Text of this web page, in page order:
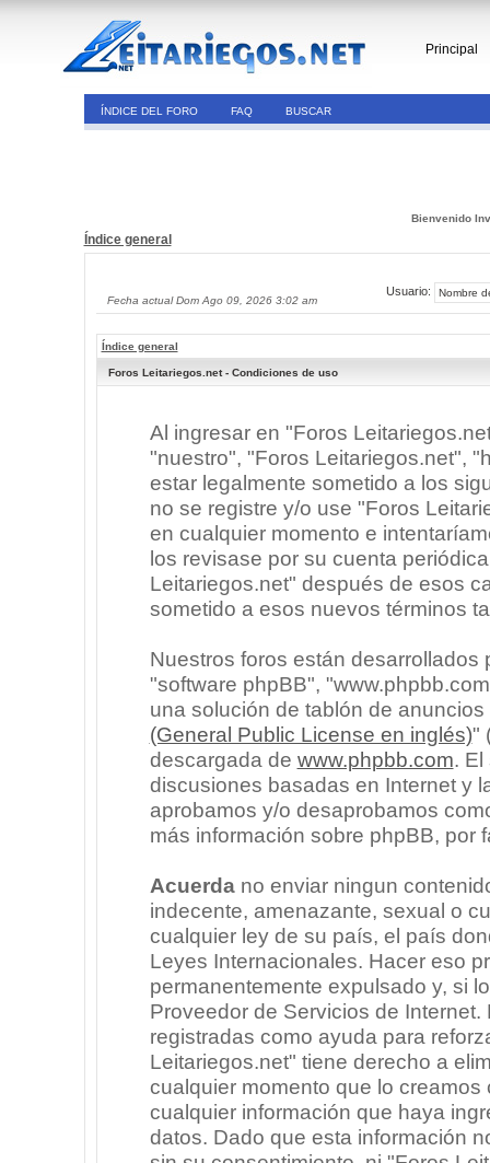
Principal
ÍNDICE DEL FORO FAQ BUSCAR
Bienvenido
Índice general
Fecha actual Dom Ago 09, 2026 3:02 am
Usuario:
Índice general
Foros Leitariegos.net - Condiciones de uso
Al ingresar en "Foros
"nuestro", "Foros Leitariegos.net",
estar legalmente sometido a los
no se registre y/o use "Foros
en cualquier momento e
los revisase por su cuenta
Leitariegos.net" después de esos
sometido a esos nuevos términos
Nuestros foros están
"software phpBB",
una solución de tablón de
(General Public License en inglés)"
descargada de www.phpbb.com. El
discusiones basadas en Internet y
aprobamos y/o desaprobamos
más información sobre phpBB, por
Acuerdano enviar ningun
indecente, amenazante, sexual o
cualquier ley de su país, el país
Leyes Internacionales. Hacer eso
permanentemente expulsado y, si
Proveedor de Servicios de
registradas como ayuda para
Leitariegos.net" tiene derecho a
cualquier momento que lo
cualquier información que haya
datos. Dado que esta información